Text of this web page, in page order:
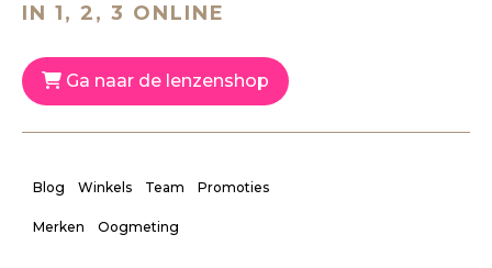
IN 1, 2, 3 ONLINE
Ga naar de lenzenshop
Blog Winkels Team Promoties
Merken Oogmeting